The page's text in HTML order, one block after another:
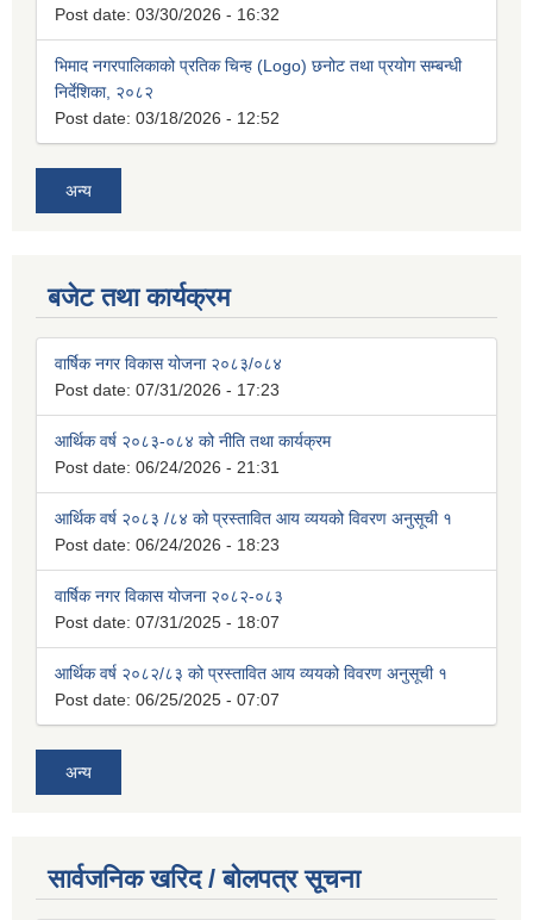
Post date: 03/30/2026 - 16:32
भिमाद नगरपालिकाको प्रतिक चिन्ह (Logo) छनोट तथा प्रयोग सम्बन्धी
निर्देशिका, २०८२
Post date: 03/18/2026 - 12:52
अन्य
बजेट तथा कार्यक्रम
वार्षिक नगर विकास योजना २०८३/०८४
Post date: 07/31/2026 - 17:23
आर्थिक वर्ष २०८३-०८४ को नीति तथा कार्यक्रम
Post date: 06/24/2026 - 21:31
आर्थिक वर्ष २०८३ /८४ को प्रस्तावित आय व्ययको विवरण अनुसूची १
Post date: 06/24/2026 - 18:23
वार्षिक नगर विकास योजना २०८२-०८३
Post date: 07/31/2025 - 18:07
आर्थिक वर्ष २०८२/८३ को प्रस्तावित आय व्ययको विवरण अनुसूची १
Post date: 06/25/2025 - 07:07
अन्य
सार्वजनिक खरिद / बोलपत्र सूचना